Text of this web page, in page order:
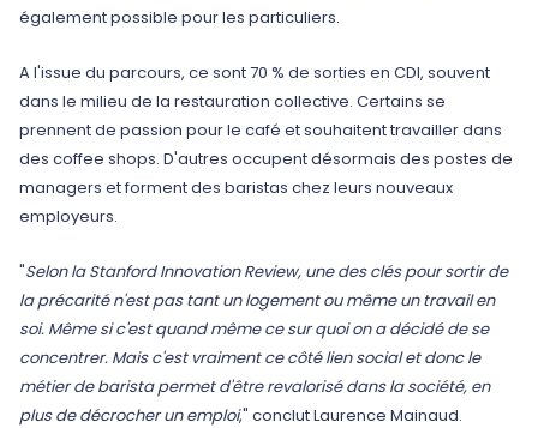
également possible pour les particuliers.
A l'issue du parcours, ce sont 70 % de sorties en CDI, souvent
dans le milieu de la restauration collective. Certains se
prennent de passion pour le café et souhaitent travailler dans
des coffee shops. D'autres occupent désormais des postes de
managers et forment des baristas chez leurs nouveaux
employeurs.
"Selon la Stanford Innovation Review, une des clés pour sortir de
la précarité n'est pas tant un logement ou même un travail en
soi. Même si c'est quand même ce sur quoi on a décidé de se
concentrer. Mais c'est vraiment ce côté lien social et donc le
métier de barista permet d'être revalorisé dans la société, en
plus de décrocher un emploi," conclut Laurence Mainaud.